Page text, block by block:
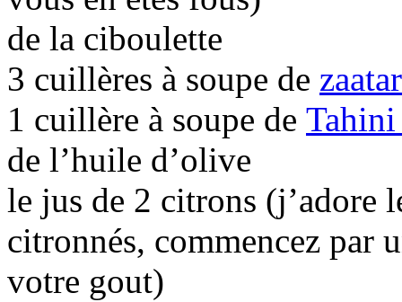
de la ciboulette
3 cuillères à soupe de zaatar
1 cuillère à soupe de Tahini
de l’huile d’olive
le jus de 2 citrons (j’adore
citronnés, commencez par
votre gout)